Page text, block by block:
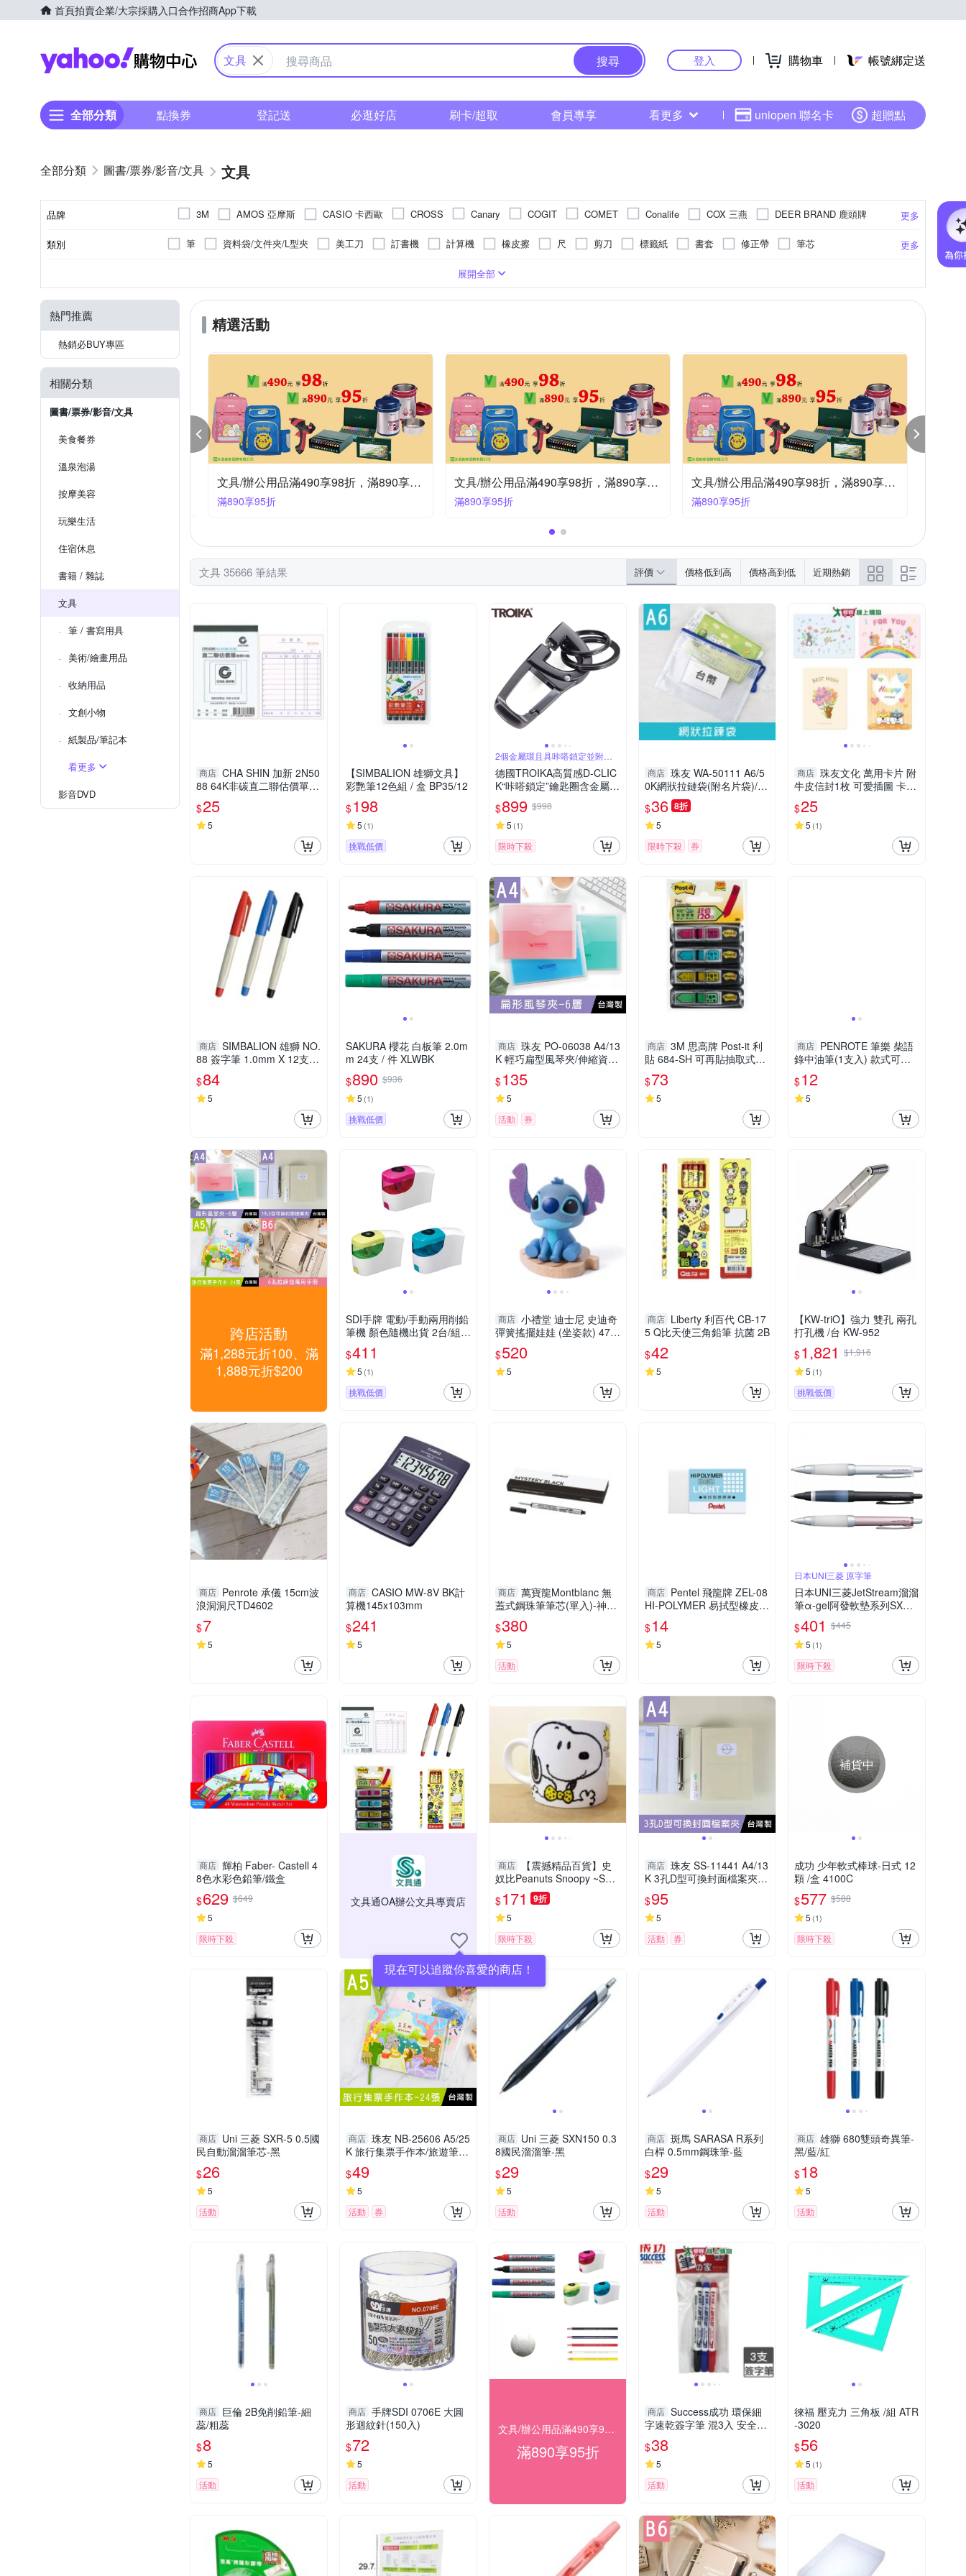
首頁拍賣企業/大宗採購入口合作招商App下載
Yahoo購物中心
文具 搜尋 登入 購物車 帳號綁定送
全部分類 點換券 登記送 必逛好店 刷卡/超取 會員專享 看更多 uniopen 聯名卡 超贈點
圖書/票券/影音/文具 文具
品牌 更多
3M AMOS 亞摩斯 CASIO 卡西歐 CROSS Canary COGIT COMET Conalife COX 三燕
DEER BRAND 鹿頭牌
Disney 迪士尼
Double A DRETEC Deli 得力 Faber-Castell inomata KOKUYO KW-triO Kuretake 吳竹
PAPERLINE
Pentel 飛龍 PHILIPPI PILOT 百樂 PLATINUM 白金 PLUS+ POLAR BEAR 北極熊
SAKURA 櫻花
TengYue
TOMBOW
筆樂 PENROTE
愛立熊 PeriPage
類別 更多
筆 資料袋/文件夾/L型夾 美工刀 訂書機 計算機 橡皮擦 尺 剪刀 標籤紙 書套 修正帶
筆芯
裁刀
膠台
口紅膠 放大鏡 票卡夾 書擋 護貝機 圓規 切割墊 筆筒 書籤 影印紙 複寫紙
捲尺
名片盒
服務鈴
色鉛筆
放大鏡
收納袋
夾子
萬用黏貼片
熱熔膠
自動鉛筆
可釘掛；但商品不含釘勾
展開全部
熱門推薦
熱銷必BUY專區
相關分類
圖書/票券/影音/文具
美食餐券
溫泉泡湯
按摩美容
玩樂生活
住宿休息
書籍 / 雜誌
文具
筆 / 書寫用具
美術/繪畫用品
收納用品
文創小物
紙製品/筆記本
看更多
影音DVD
精選活動
文具/辦公用品滿490享98折，滿890享95折
滿890享95折
文具/辦公用品滿490享98折，滿890享95折
滿890享95折
文具/辦公用品滿490享98折，滿890享95折
滿890享95折
文具 35666 筆結果 評價 價格低到高 價格高到低 近期熱銷
商店 CHA SHIN 加新 2N50
88 64K非碳直二聯估價單 (5
0組) 93×133mm
$25
5
【SIMBALION 雄獅文具】
彩艷筆12色組 / 盒 BP35/12
$198
5 (1)
挑戰低價
2個金屬環且具咔嗒鎖定並附登
山扣鉤
德國TROIKA高質感D-CLIC
K“咔嗒鎖定”鑰匙圈含金屬登
山鉤扣環KR18-06/GM槍灰
色(球形鎖定;2個金屬環;具
登山扣鉤)Keyring 適男生禮
物科技小物推薦
$899 $998
5 (1)
限時下殺
商店 珠友 WA-50111 A6/5
0K網狀拉鏈袋(附名片袋)/網
格/文具收納/多功能收納/防
潑水/存摺票據/充電器/3C小
物
$36 8折
5
限時下殺
券
商店 珠友文化 萬用卡片 附
牛皮信封1枚 可愛插圖 卡片
送禮 禮物 祝福【愛買】
$25
5 (1)
商店 SIMBALION 雄獅 NO.
88 簽字筆 1.0mm X 12支入
盒裝
$84
5
SAKURA 櫻花 白板筆 2.0m
m 24支 / 件 XLWBK
$890 $936
5 (1)
挑戰低價
商店 珠友 PO-06038 A4/13
K 輕巧扁型風琴夾/伸縮資料
夾/資料收納/辦公文件收納
整理/文件盒/檔案盒-6層
$135
5
活動
券
商店 3M 思高牌 Post-it 利
貼 684-SH 可再貼抽取式箭
頭標籤 四色 44x12mm
$73
5
商店 PENROTE 筆樂 柴語
錄中油筆(1支入) 款式可選
【小三美日】DS011832
$12
5
跨店活動
滿1,288元折100、滿
1,888元折$200
SDI手牌 電動/手動兩用削鉛
筆機 顏色隨機出貨 2台/組 0
174P
$411
5 (1)
挑戰低價
商店 小禮堂 迪士尼 史迪奇
彈簧搖擺娃娃 (坐姿款) 471
1717-348144
$520
5
商店 Liberty 利百代 CB-17
5 Q比天使三角鉛筆 抗菌 2B
$42
5
【KW-triO】強力 雙孔 兩孔
打孔機 /台 KW-952
$1,821 $1,916
5 (1)
挑戰低價
商店 Penrote 承儀 15cm波
浪洞洞尺TD4602
$7
5
商店 CASIO MW-8V BK計
算機145x103mm
$241
5
商店 萬寶龍Montblanc 無
蓋式鋼珠筆筆芯(單入)-神秘
黑
$380
5
活動
商店 Pentel 飛龍牌 ZEL-08
HI-POLYMER 易拭型橡皮
擦/擦布/塑膠擦 中
$14
5
日本UNI三菱 原字筆
日本UNI三菱JetStream溜溜
筆α-gel阿發軟墊系列SXN-1
000-07緩衝吸震技術，減緩
書寫時手指的壓力
$401 $445
5 (1)
限時下殺
商店 輝柏 Faber- Castell 4
8色水彩色鉛筆/鐵盒
$629 $649
5
限時下殺
文具通OA辦公文具專賣店
現在可以追蹤你喜愛的商店！
商店
【震撼精品百貨】史
奴比Peanuts Snoopy ~SNO
OPY湯杯/馬可杯-黃色
$171 9折
5
限時下殺
商店 珠友 SS-11441 A4/13
K 3孔D型可換封面檔案夾/3
孔夾/活頁文件夾/文書收納
夾/背寬3.5cm
$95
5
活動
券
補貨中
成功 少年軟式棒球-日式 12
顆 /盒 4100C
$577 $588
5 (1)
限時下殺
商店 Uni 三菱 SXR-5 0.5國
民自動溜溜筆芯-黑
$26
5
活動
商店 珠友 NB-25606 A5/25
K 旅行集票手作本/旅遊筆記
本/記事本/-24張
$49
5
活動
券
商店 Uni 三菱 SXN150 0.3
8國民溜溜筆-黑
$29
5
活動
商店 斑馬 SARASA R系列
白桿 0.5mm鋼珠筆-藍
$29
5
活動
商店 雄獅 680雙頭奇異筆-
黑/藍/紅
$18
5
活動
商店 巨倫 2B免削鉛筆-細
蕊/粗蕊
$8
5
活動
商店 手牌SDI 0706E 大圓
形迴紋針(150入)
$72
5
活動
文具/辦公用品滿490享98折，滿890享95折
滿890享95折
商店 Success成功 環保細
字速乾簽字筆 混3入 安全無
毒 耐水 細字 簽字筆 筆 文具
【愛買】
$38
5
活動
徠福 壓克力 三角板 /組 ATR
-3020
$56
5 (1)
活動